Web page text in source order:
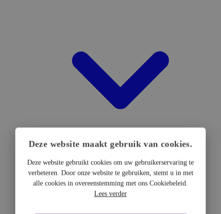
DTF Hardware
DTF Printers
Deze website maakt gebruik van cookies.
Deze website gebruikt cookies om uw gebruikerservaring te
verbeteren. Door onze website te gebruiken, stemt u in met
alle cookies in overeenstemming met ons Cookiebeleid.
Lees verder